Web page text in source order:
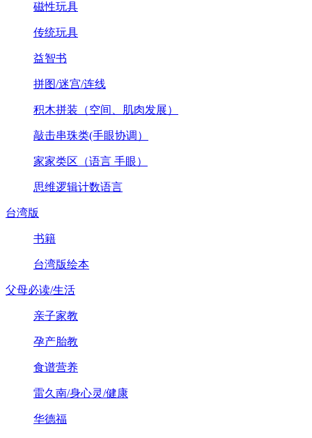
磁性玩具
传统玩具
益智书
拼图/迷宫/连线
积木拼装（空间、肌肉发展）
敲击串珠类(手眼协调）
家家类区（语言 手眼）
思维逻辑计数语言
台湾版
书籍
台湾版绘本
父母必读/生活
亲子家教
孕产胎教
食谱营养
雷久南/身心灵/健康
华德福